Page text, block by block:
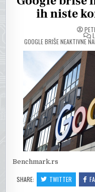
ih niste
GOOGLE BRIŠE NEAKTIVNE
Benchmark.rs
SHARE: TWITTER